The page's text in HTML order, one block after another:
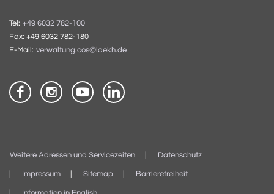
Tel: +49 6032 782-100
Fax: +49 6032 782-180
E-Mail: verwaltung.cos@laekh.de
Weitere Adressen und Servicezeiten Datenschutz
Impressum Sitemap Barrierefreiheit